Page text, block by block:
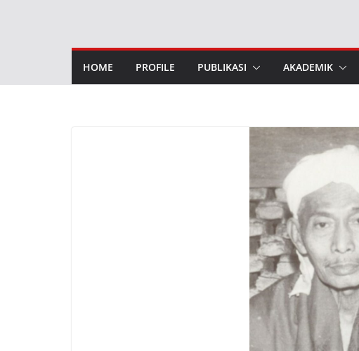
HOME PROFILE PUBLIKASI AKADEMIK